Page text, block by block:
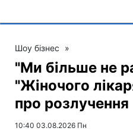
Шоу бізнес »
"Ми більше не
"Жіночого
про розлучення
10:40 03.08.2026 Пн